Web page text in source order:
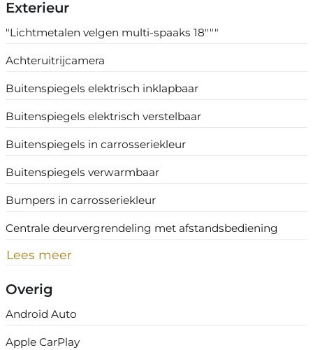
Exterieur
"Lichtmetalen velgen multi-spaaks 18"""
Achteruitrijcamera
Buitenspiegels elektrisch inklapbaar
Buitenspiegels elektrisch verstelbaar
Buitenspiegels in carrosseriekleur
Buitenspiegels verwarmbaar
Bumpers in carrosseriekleur
Centrale deurvergrendeling met afstandsbediening
Lees meer
Overig
Android Auto
Apple CarPlay